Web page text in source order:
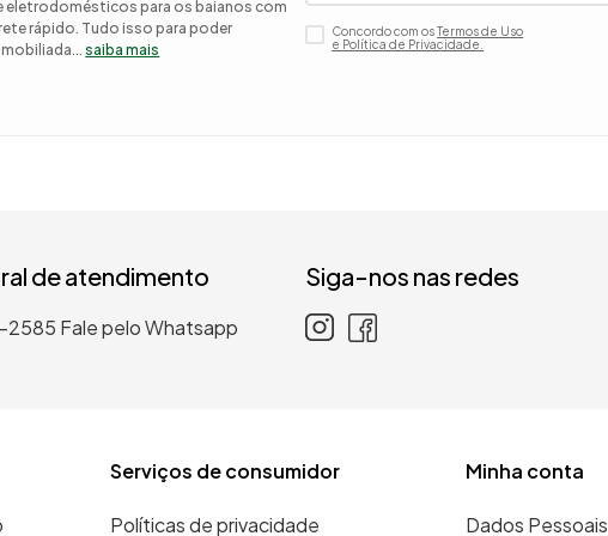
eletrodomésticos para os baianos com
rápido. Tudo isso para poder
saiba mais
Concordo com osTermos de Uso
e Política de Privacidade.
de atendimento
Fale pelo Whatsapp
Siga-nos nas redes
Serviços de consumidor
Políticas de privacidade
Minha conta
Dados Pessoais
roupa casal